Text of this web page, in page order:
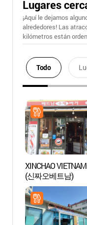
Lugares
¡Aquí le dejamos
alrededores! Las
kilómetros están
Todo
XINCHAO VIETNAM
(신짜오베트남)